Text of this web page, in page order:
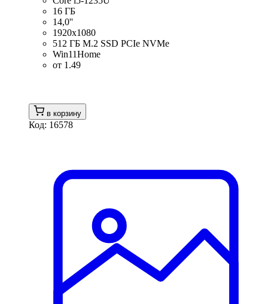
16 ГБ
14,0''
1920x1080
512 ГБ M.2 SSD PCIe NVMe
Win11Home
от 1.49
в корзину
Код: 16578